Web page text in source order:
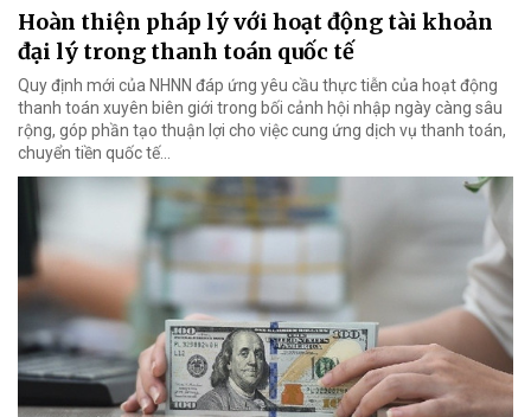
Hoàn thiện pháp lý với hoạt động tài khoản
đại lý trong thanh toán quốc tế
Quy định mới của NHNN đáp ứng yêu cầu thực tiễn của hoạt động
thanh toán xuyên biên giới trong bối cảnh hội nhập ngày càng sâu
rộng, góp phần tạo thuận lợi cho việc cung ứng dịch vụ thanh toán,
chuyển tiền quốc tế...